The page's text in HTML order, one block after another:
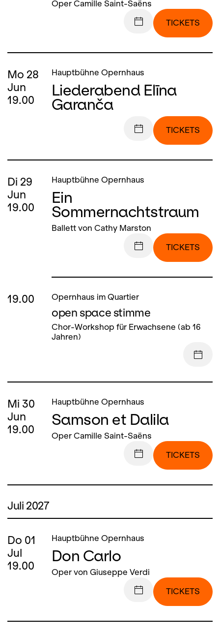
Oper Camille Saint-Saëns
TICKETS
Mo 28
Jun
19.00
Hauptbühne Opernhaus
Liederabend Elīna
Garanča
TICKETS
Di 29
Jun
19.00
Hauptbühne Opernhaus
Ein
Sommernachtstraum
Ballett von Cathy Marston
TICKETS
19.00 Opernhaus im Quartier
open space stimme
Chor-Workshop für Erwachsene (ab 16
Jahren)
Mi 30
Jun
19.00
Hauptbühne Opernhaus
Samson et Dalila
Oper Camille Saint-Saëns
TICKETS
Juli 2027
Do 01
Jul
19.00
Hauptbühne Opernhaus
Don Carlo
Oper von Giuseppe Verdi
TICKETS